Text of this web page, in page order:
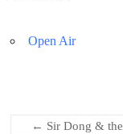
Open Air
← Sir Dong &